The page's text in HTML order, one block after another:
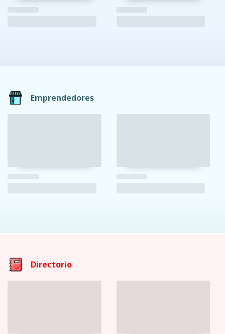
Emprendedores
Directorio